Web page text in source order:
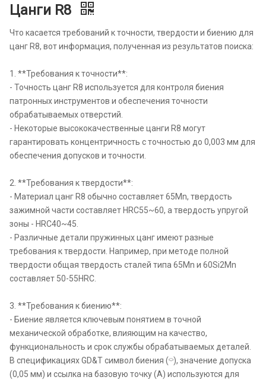
Цанги R8
Что касается требований к точности, твердости и биению для
цанг R8, вот информация, полученная из результатов поиска:
1. **Требования к точности**:
- Точность цанг R8 используется для контроля биения
патронных инструментов и обеспечения точности
обрабатываемых отверстий.
- Некоторые высококачественные цанги R8 могут
гарантировать концентричность с точностью до 0,003 мм для
обеспечения допусков и точности.
2. **Требования к твердости**:
- Материал цанг R8 обычно составляет 65Mn, твердость
зажимной части составляет HRC55~60, а твердость упругой
зоны - HRC40~45.
- Различные детали пружинных цанг имеют разные
требования к твердости. Например, при методе полной
твердости общая твердость сталей типа 65Mn и 60Si2Mn
составляет 50-55HRC.
3. **Требования к биению**:
- Биение является ключевым понятием в точной
механической обработке, влияющим на качество,
функциональность и срок службы обрабатываемых деталей.
В спецификациях GD&T символ биения (⌔), значение допуска
(0,05 мм) и ссылка на базовую точку (A) используются для